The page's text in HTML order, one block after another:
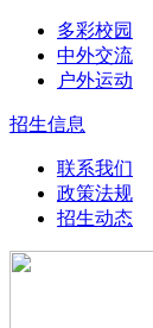
多彩校园
中外交流
户外运动
招生信息
联系我们
政策法规
招生动态